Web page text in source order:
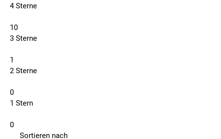
4 Sterne
10
3 Sterne
1
2 Sterne
0
1 Stern
0
Sortieren nach